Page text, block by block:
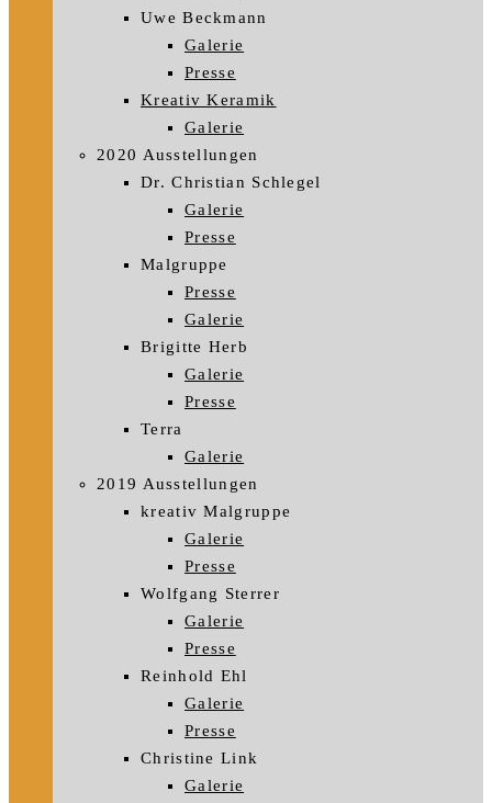
Uwe Beckmann
Galerie
Presse
Kreativ Keramik
Galerie
2020 Ausstellungen
Dr. Christian Schlegel
Galerie
Presse
Malgruppe
Presse
Galerie
Brigitte Herb
Galerie
Presse
Terra
Galerie
2019 Ausstellungen
kreativ Malgruppe
Galerie
Presse
Wolfgang Sterrer
Galerie
Presse
Reinhold Ehl
Galerie
Presse
Christine Link
Galerie